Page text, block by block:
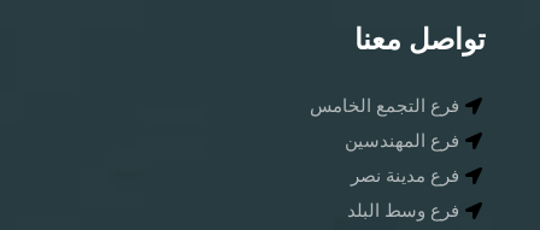
تواصل معنا
فرع التجمع الخامس
فرع المهندسين
فرع مدينة نصر
فرع وسط البلد